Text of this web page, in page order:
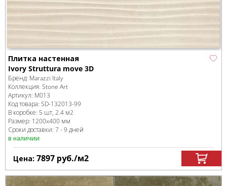
Плитка настенная
Ivory Struttura move 3D
Бренд: Marazzi Italy
Коллекция: Stone Art
Артикул: M013
Код товара: SD-132013-99
В коробке: 5 шт, 2.4 м2
Размер: 1200x400 мм
Сроки доставки: 7 - 9 дней
в наличии
Цена: 7897 руб./м2